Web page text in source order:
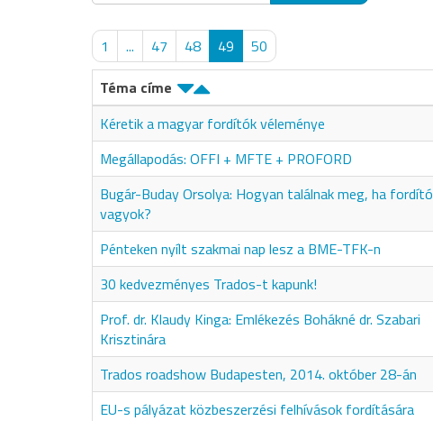
1 ... 47 48 49 50
Téma címe
Kéretik a magyar fordítók véleménye
Megállapodás: OFFI + MFTE + PROFORD
Bugár-Buday Orsolya: Hogyan találnak meg, ha fordító
vagyok?
Pénteken nyílt szakmai nap lesz a BME-TFK-n
30 kedvezményes Trados-t kapunk!
Prof. dr. Klaudy Kinga: Emlékezés Bohákné dr. Szabari
Krisztinára
Trados roadshow Budapesten, 2014. október 28-án
EU-s pályázat közbeszerzési felhívások fordítására